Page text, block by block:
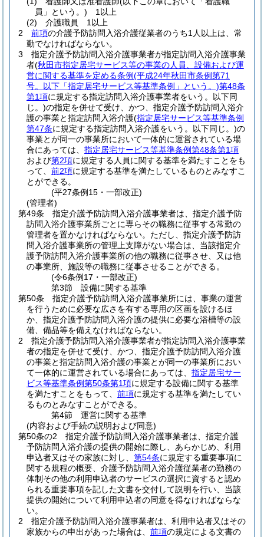
員」という。) 1以上
(2)
介護職員 1以上
2
前項の介護予防訪問入浴介護従業者のうち1人以上は、常
勤でなければならない。
3
指定介護予防訪問入浴介護事業者が指定訪問入浴介護事業
者(秋田市指定居宅サービス等の事業の人員、設備および運
営に関する基準を定める条例(平成24年秋田市条例第71
号。以下「指定居宅サービス等基準条例」という。)第48条
第1項に規定する指定訪問入浴介護事業者をいう。以下同
じ。)の指定を併せて受け、かつ、指定介護予防訪問入浴介
護の事業と指定訪問入浴介護(指定居宅サービス等基準条例
第47条に規定する指定訪問入浴介護をいう。以下同じ。)の
事業とが同一の事業所において一体的に運営されている場
合にあっては、 指定居宅サービス等基準条例第48条第1項
および第2項に規定する人員に関する基準を満たすことをも
って、 前2項に規定する基準を満たしているものとみなすこ
とができる。
(平27条例15・一部改正)
(管理者)
第49条
指定介護予防訪問入浴介護事業者は、指定介護予防
訪問入浴介護事業所ごとに専らその職務に従事する常勤の
管理者を置かなければならない。 ただし、指定介護予防訪
問入浴介護事業所の管理上支障がない場合は、当該指定介
護予防訪問入浴介護事業所の他の職務に従事させ、又は他
の事業所、施設等の職務に従事させることができる。
(令6条例17・一部改正)
第3節
設備に関する基準
第50条
指定介護予防訪問入浴介護事業所には、事業の運営
を行うために必要な広さを有する専用の区画を設けるほ
か、指定介護予防訪問入浴介護の提供に必要な浴槽等の設
備、備品等を備えなければならない。
2
指定介護予防訪問入浴介護事業者が指定訪問入浴介護事業
者の指定を併せて受け、かつ、指定介護予防訪問入浴介護
の事業と指定訪問入浴介護の事業とが同一の事業所におい
て一体的に運営されている場合にあっては、 指定居宅サー
ビス等基準条例第50条第1項に規定する設備に関する基準
を満たすことをもって、 前項に規定する基準を満たしてい
るものとみなすことができる。
第4節
運営に関する基準
(内容および手続の説明および同意)
第50条の2
指定介護予防訪問入浴介護事業者は、指定介護
予防訪問入浴介護の提供の開始に際し、あらかじめ、利用
申込者又はその家族に対し、 第54条に規定する重要事項に
関する規程の概要、介護予防訪問入浴介護従業者の勤務の
体制その他の利用申込者のサービスの選択に資すると認め
られる重要事項を記した文書を交付して説明を行い、当該
提供の開始について利用申込者の同意を得なければならな
い。
2
指定介護予防訪問入浴介護事業者は、利用申込者又はその
家族からの申出があった場合は、 前項の規定による文書の